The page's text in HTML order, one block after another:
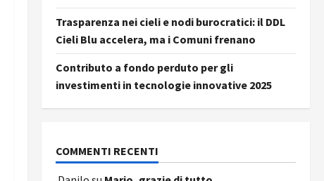
Trasparenza nei cieli e nodi burocratici: il DDL
Cieli Blu accelera, ma i Comuni frenano
Contributo a fondo perduto per gli
investimenti in tecnologie innovative 2025
COMMENTI RECENTI